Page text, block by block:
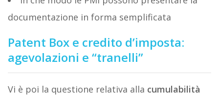
documentazione in forma semplificata
Patent Box e credito d’imposta:
agevolazioni e “tranelli”
Vi è poi la questione relativa alla cumulabilità